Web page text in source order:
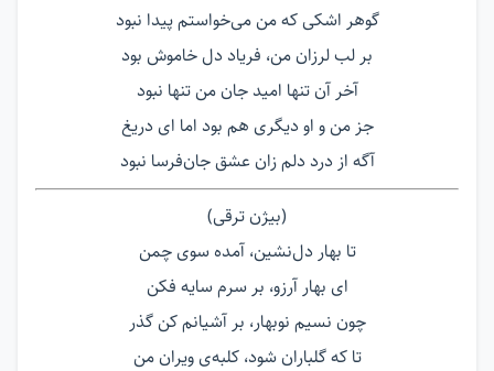
گوهر اشکی که من می‌خواستم پیدا نبود
بر لب لرزان من، فریاد دل خاموش بود
آخر آن تنها امید جان من تنها نبود
جز من و او دیگری هم بود اما ای دریغ
آگه از درد دلم زان عشق جان‌فرسا نبود
(بیژن ترقی)
تا بهار دل‌نشین، آمده سوی چمن
ای بهار آرزو، بر سرم سایه فکن
چون نسیم نو‌بهار، بر آشیانم کن گذر
تا که گلباران شود، کلبه‌ی ویران من